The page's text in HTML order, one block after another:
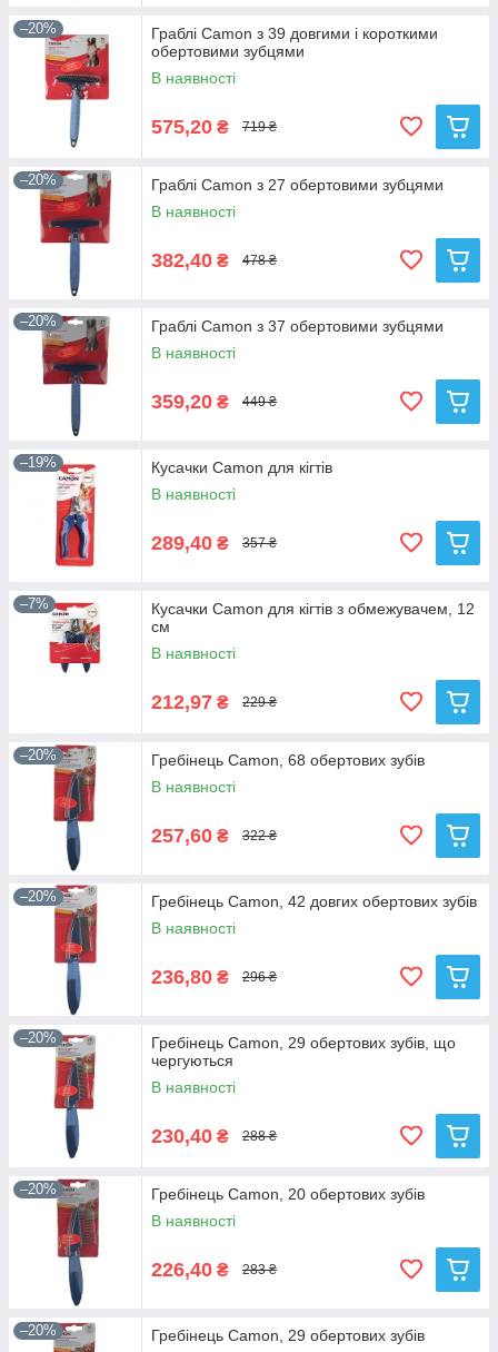
–20%
Граблі Camon з 39 довгими і короткими
обертовими зубцями
В наявності
575,20 ₴ 719 ₴
–20%
Граблі Camon з 27 обертовими зубцями
В наявності
382,40 ₴ 478 ₴
–20%
Граблі Camon з 37 обертовими зубцями
В наявності
359,20 ₴ 449 ₴
–19%
Кусачки Camon для кігтів
В наявності
289,40 ₴ 357 ₴
–7%
Кусачки Camon для кігтів з обмежувачем, 12
см
В наявності
212,97 ₴ 229 ₴
–20%
Гребінець Camon, 68 обертових зубів
В наявності
257,60 ₴ 322 ₴
–20%
Гребінець Camon, 42 довгих обертових зубів
В наявності
236,80 ₴ 296 ₴
–20%
Гребінець Camon, 29 обертових зубів, що
чергуються
В наявності
230,40 ₴ 288 ₴
–20%
Гребінець Camon, 20 обертових зубів
В наявності
226,40 ₴ 283 ₴
–20%
Гребінець Camon, 29 обертових зубів